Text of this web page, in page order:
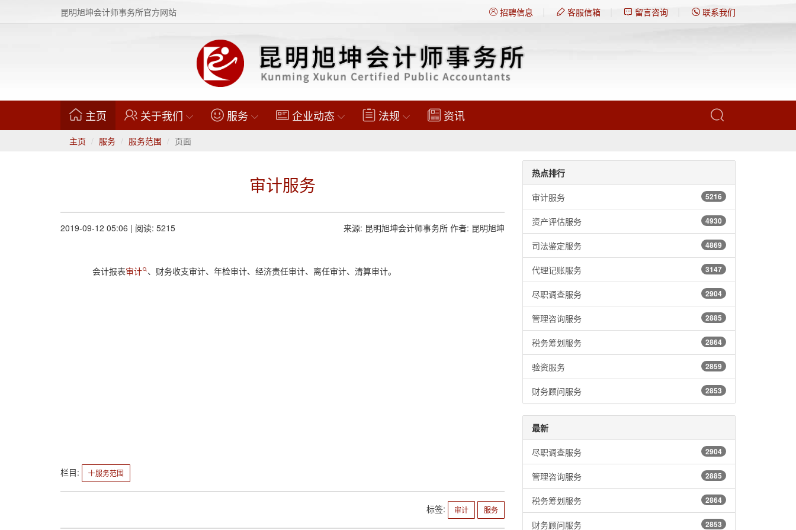
昆明旭坤会计师事务所官方网站 招聘信息 客服信箱 留言咨询 联系我们
主页 (current)关于我们 服务 企业动态 法规 资讯
主页 服务 服务范围 页面
审计服务
2019-09-12 05:06 | 阅读: 5215 来源: 昆明旭坤会计师事务所 作者: 昆明旭坤
会计报表审计 、财务收支审计、年检审计、经济责任审计、离任审计、清算审计。
栏目: 服务范围
标签: 审计 服务
热点排行
5216
审计服务
4930
资产评估服务
4869
司法鉴定服务
3147
代理记账服务
2904
尽职调查服务
2885
管理咨询服务
2864
税务筹划服务
2859
验资服务
2853
财务顾问服务
最新
2904
尽职调查服务
2885
管理咨询服务
2864
税务筹划服务
2853
财务顾问服务